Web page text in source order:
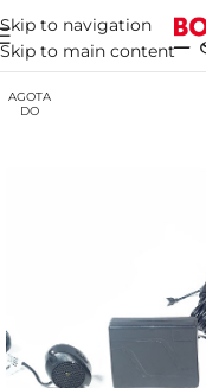
Skip to navigation
Skip to main content
AGOTA
DO